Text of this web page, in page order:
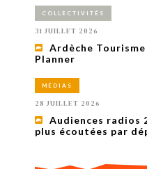
COLLECTIVITÉS
31 JUILLET 2026
Ardèche
Planner
MÉDIAS
28 JUILLET 2026
Audiences radios
plus écoutées par